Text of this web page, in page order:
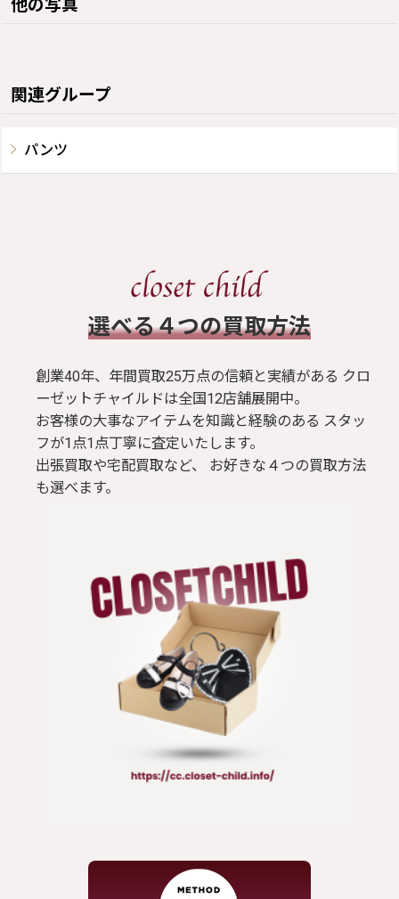
他の写真
関連グループ
パンツ
​選べる４つの買取方法
創業40年、年間買取25万点の信頼と実績がある クロ
ーゼットチャイルドは全国12店舗展開中。
お客様の大事なアイテムを知識と経験のある スタッ
フが1点1点丁寧に査定いたします。
出張買取や宅配買取など、 お好きな４つの買取方法
も選べます。